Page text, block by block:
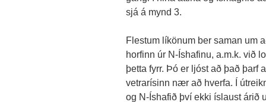
sjá á mynd 3.
Flestum líkönum ber saman um
horfinn úr N-Íshafinu, a.m.k. við
þetta fyrr. Þó er ljóst að það þarf
vetrarísinn nær að hverfa. Í
og N-Íshafið því ekki íslaust árið